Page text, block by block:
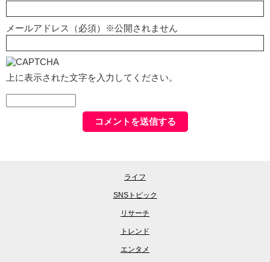
メールアドレス（必須）※公開されません
上に表示された文字を入力してください。
ライフ
SNSトピック
リサーチ
トレンド
エンタメ